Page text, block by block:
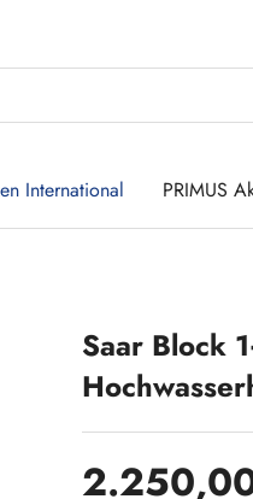
International PRIMUS
Saar Block
Regulärer Preis: